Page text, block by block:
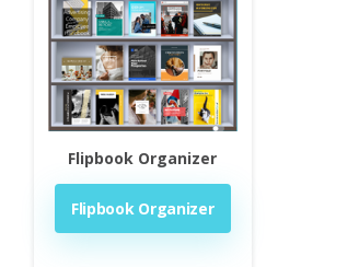
Flipbook Organizer
Flipbook Organizer